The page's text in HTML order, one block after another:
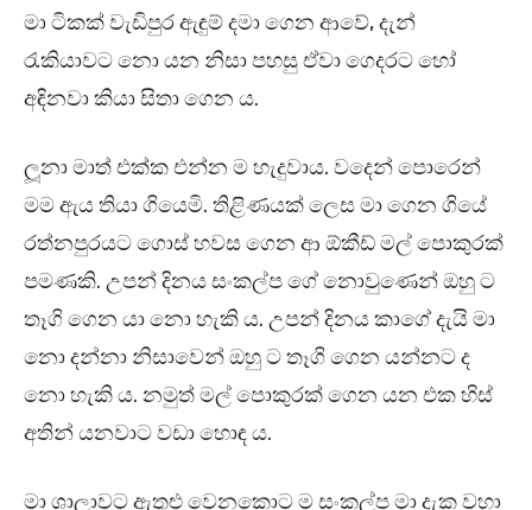
මා ටිකක් වැඩිපුර ඇඳුම් දමා ගෙන ආවේ, දැන්
රැකියාවට නො යන නිසා පහසු ඒවා ගෙදරට හෝ
අඳිනවා කියා සිතා ගෙන ය.
ලූනා මාත් එක්ක එන්න ම හැදුවාය. වදෙන් පොරෙන්
මම ඇය තියා ගියෙමි. තිළිණයක් ලෙස මා ගෙන ගියේ
රත්නපුරයට ගොස් හවස ගෙන ආ ඕකීඩ් මල් පොකුරක්
පමණකි. උපන් දිනය සංකල්ප ගේ නොවුණෙන් ඔහු ට
තෑගි ගෙන යා නො හැකි ය. උපන් දිනය කාගේ දැයි මා
නො දන්නා නිසාවෙන් ඔහු ට තෑගි ගෙන යන්නට ද
නො හැකි ය. නමුත් මල් පොකුරක් ගෙන යන එක හිස්
අතින් යනවාට වඩා හොඳ ය.
මා ශාලාවට ඇතුළු වෙනකොට ම සංකල්ප මා දැක වහා